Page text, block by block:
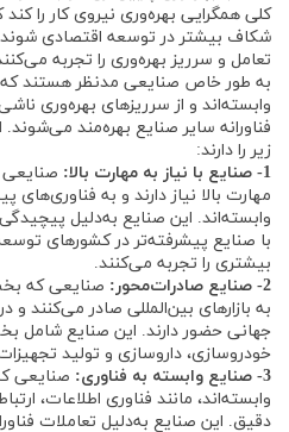
کلی همگرایی بهره‌وری نیروی کار را
شکاف بیشتر در توسعه اقتصادی
تعامل و سرریز بهره‌وری را تجربه
به طور خاص صنایعی مدنظر هستند که
وابسته‌اند و از سرریزهای بهره‌وری
فناورانه سایر صنایع بهره‌مند
زیر را دارند:
1- صنایع با نیاز به مهارت بالا:
مهارت بالا نیاز دارند و به
وابسته‌اند. این صنایع به‌دلیل
با صنایع پیشرفته‌تر در کشورهای
بیشتری را تجربه می‌کنند.
2- صنایع صادرات‌محور:
صنایعی که
به بازارهای بین‌المللی صادر می‌کنند و
جهانی حضور دارند. این صنایع شامل
خودروسازی، داروسازی و تولید
3- صنایع وابسته به فناوری:
صنایعی
وابسته‌اند، مانند فناوری اطلاعات،
دقیق. این صنایع به‌دلیل تعاملات